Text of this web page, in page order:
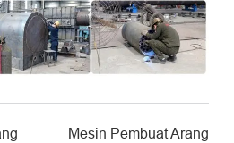
Mesin Pembuat Arang